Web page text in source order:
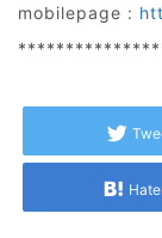
mobilepage :